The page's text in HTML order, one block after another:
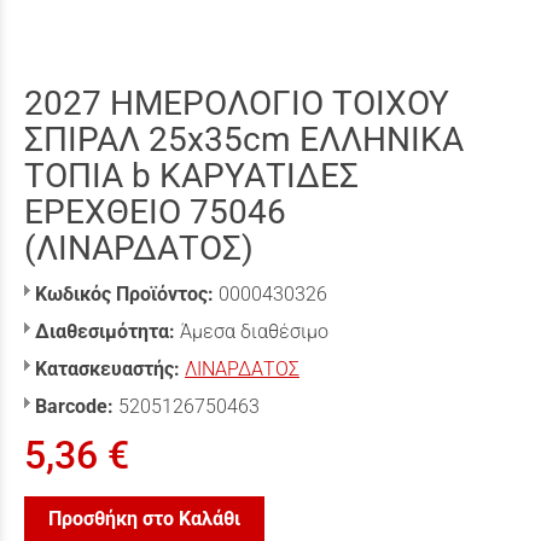
2027 ΗΜΕΡΟΛΟΓΙΟ ΤΟΙΧΟΥ
ΣΠΙΡΑΛ 25x35cm ΕΛΛΗΝΙΚΑ
ΤΟΠΙΑ b ΚΑΡΥΑΤΙΔΕΣ
ΕΡΕΧΘΕΙΟ 75046
(ΛΙΝΑΡΔΑΤΟΣ)
Κωδικός Προϊόντος: 0000430326
Διαθεσιμότητα: Άμεσα διαθέσιμο
Κατασκευαστής: ΛΙΝΑΡΔΑΤΟΣ
Barcode: 5205126750463
5,36 €
Προσθήκη στο Καλάθι